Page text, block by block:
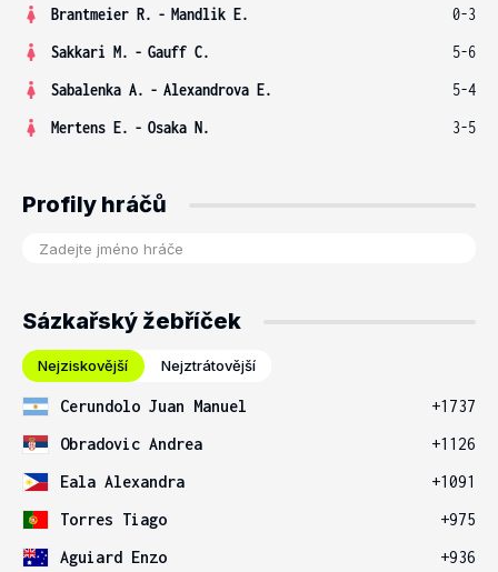
Brantmeier R. - Mandlik E.
0-3
Sakkari M. - Gauff C.
5-6
Sabalenka A. - Alexandrova E.
5-4
Mertens E. - Osaka N. 3-5
Profily hráčů
Sázkařský žebříček
Nejziskovější Nejztrátovější
Cerundolo Juan Manuel
+1737
Obradovic Andrea
+1126
Eala Alexandra
+1091
Torres Tiago
+975
Aguiard Enzo
+936